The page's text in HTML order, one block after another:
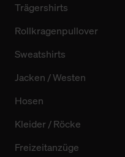
Trägershirts
Rollkragenpullover
Sweatshirts
Jacken / Westen
Hosen
Kleider / Röcke
Freizeitanzüge